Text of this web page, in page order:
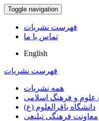
Toggle navigation
فهرست نشریات
تماس با ما
English
فهرست نشریات
همه نشریات
علوم و فرهنگ اسلامی
دانشگاه باقرالعلوم (ع)
معاونت فرهنگی تبلیغی